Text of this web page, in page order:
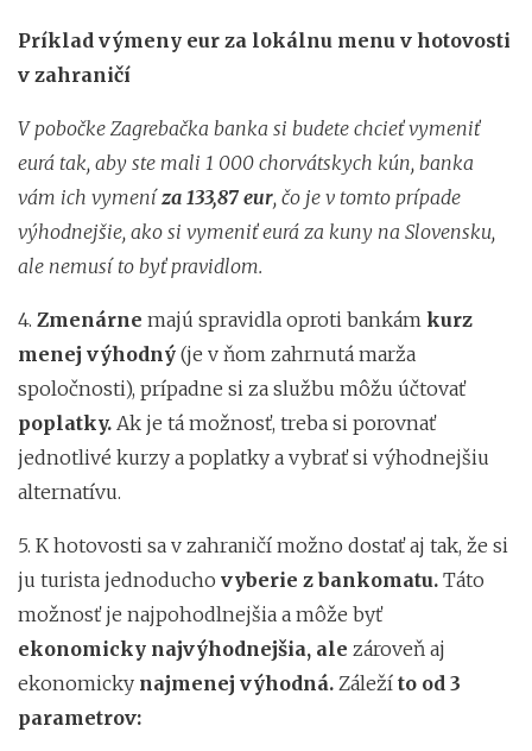
Príklad výmeny eur za lokálnu menu v hotovosti
v zahraničí
V pobočke Zagrebačka banka si budete chcieť vymeniť
eurá tak, aby ste mali 1 000 chorvátskych kún, banka
vám ich vymeníza 133,87 eur, čo je v tomto prípade
výhodnejšie, ako si vymeniť eurá za kuny na Slovensku,
ale nemusí to byť pravidlom.
4. Zmenárne majú spravidla oproti bankám kurz
menej výhodný (je v ňom zahrnutá marža
spoločnosti), prípadne si za službu môžu účtovať
poplatky. Ak je tá možnosť, treba si porovnať
jednotlivé kurzy a poplatky a vybrať si výhodnejšiu
alternatívu.
5. K hotovosti sa v zahraničí možno dostať aj tak, že si
ju turista jednoducho vyberie z bankomatu. Táto
možnosť je najpohodlnejšia a môže byť
ekonomicky najvýhodnejšia, ale zároveň aj
ekonomicky najmenej výhodná. Záleží to od 3
parametrov: